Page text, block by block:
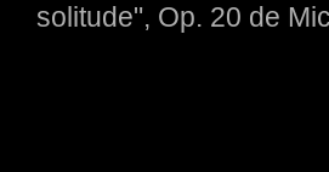
solitude", Op. 20 de